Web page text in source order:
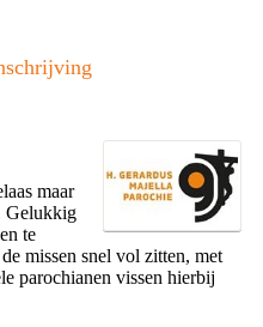
maar
Gelukkig
te
missen snel vol zitten, met
parochianen vissen hierbij